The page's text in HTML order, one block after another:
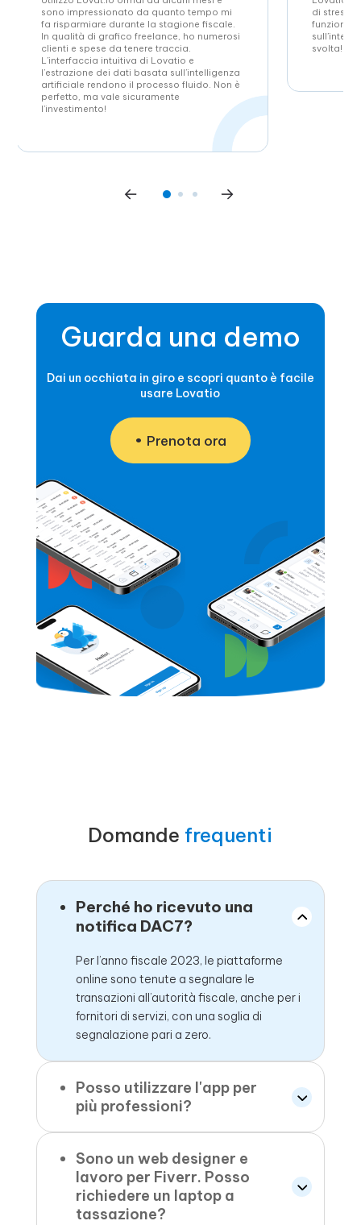
sono impressionato da quanto tempo mi
fa risparmiare durante la stagione fiscale.
In qualità di grafico freelance, ho numerosi
clienti e spese da tenere traccia.
L’interfaccia intuitiva di Lovatio e
l’estrazione dei dati basata sull’intelligenza
artificiale rendono il processo fluido. Non è
perfetto, ma vale sicuramente
l’investimento!
di stress
svolta!
Guarda una demo
Dai un occhiata in giro e scopri quanto è facile
usare Lovatio
Prenota ora
Domande frequenti
Perché ho ricevuto una
notifica DAC7?
Per l’anno fiscale 2023, le piattaforme
online sono tenute a segnalare le
transazioni all’autorità fiscale, anche per i
fornitori di servizi, con una soglia di
segnalazione pari a zero.
Posso utilizzare l'app per
più professioni?
Sono un web designer e
lavoro per Fiverr. Posso
richiedere un laptop a
tassazione?